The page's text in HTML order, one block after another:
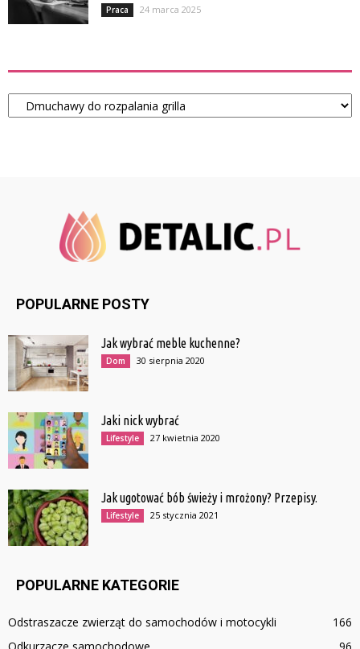
Praca 24 marca 2025
Kategorie
POPULARNE POSTY
Jak wybrać meble kuchenne?
Dom 30 sierpnia 2020
Jaki nick wybrać
Lifestyle 27 kwietnia 2020
Jak ugotować bób świeży i mrożony? Przepisy.
Lifestyle 25 stycznia 2021
POPULARNE KATEGORIE
Odstraszacze zwierząt do samochodów i motocykli
166